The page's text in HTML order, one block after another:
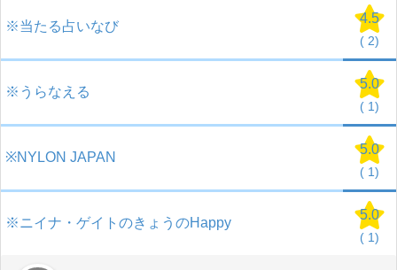
※当たる占いなび
4.5
( 2)
※うらなえる
5.0
( 1)
※NYLON JAPAN
5.0
( 1)
※ニイナ・ゲイトのきょうのHappy
5.0
( 1)